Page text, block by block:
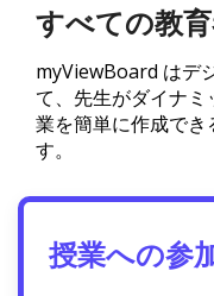
すべての教
myViewBoard はデ
て、先生がダイナ
業を簡単に作成でき
す。
授業への参